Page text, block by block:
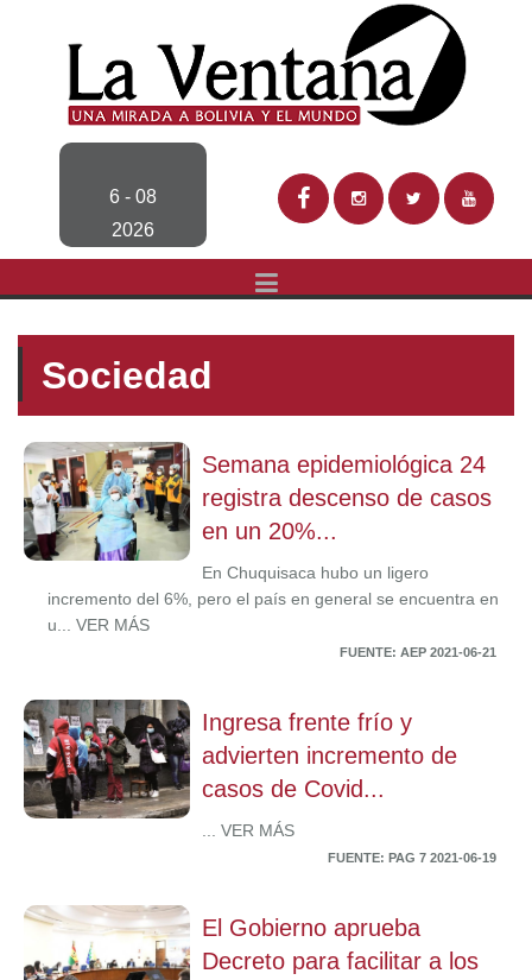
6 - 08
2026
Sociedad
Semana epidemiológica 24
registra descenso de casos
en un 20%...
En Chuquisaca hubo un ligero
incremento del 6%, pero el país en general se encuentra en
u... VER MÁS
FUENTE: AEP 2021-06-21
Ingresa frente frío y
advierten incremento de
casos de Covid...
... VER MÁS
FUENTE: PAG 7 2021-06-19
El Gobierno aprueba
Decreto para facilitar a los